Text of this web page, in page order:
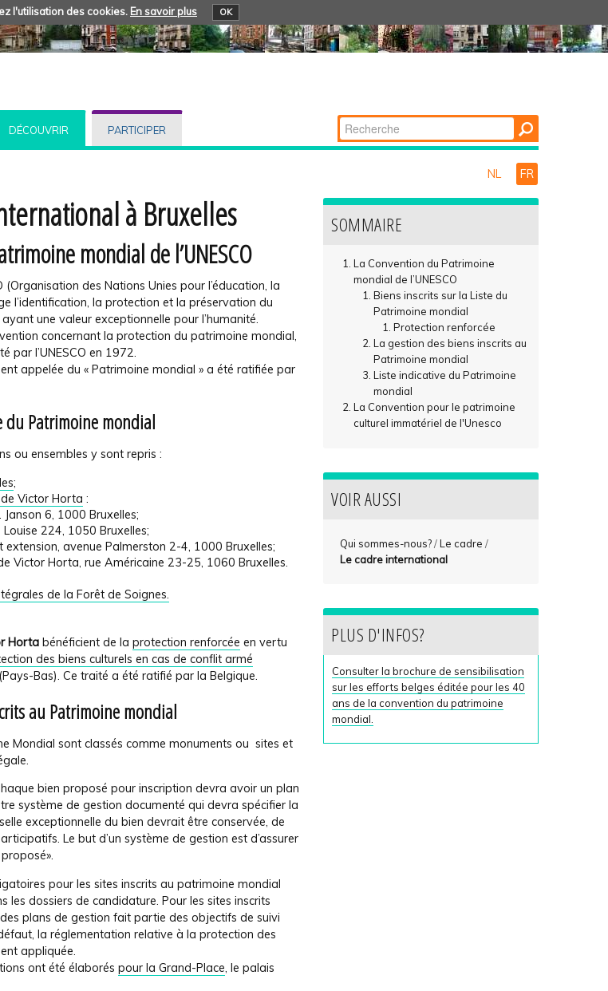
l'utilisation des cookies. En savoir plus OK
DÉCOUVRIR PARTICIPER Chercher par
Recherche
NL FR
à Bruxelles
mondial de l’UNESCO
(Organisation des Nations Unies pour l’éducation, la
l’identification, la protection et la préservation du
une valeur exceptionnelle pour l’humanité.
concernant la protection du patrimoine mondial,
par l’UNESCO en 1972.
appelée du « Patrimoine mondial » a été ratifiée par
du Patrimoine mondial
ou ensembles y sont repris :
;
Victor Horta :
Janson 6, 1000 Bruxelles;
224, 1050 Bruxelles;
extension, avenue Palmerston 2-4, 1000 Bruxelles;
Victor Horta, rue Américaine 23-25, 1060 Bruxelles.
de la Forêt de Soignes.
Horta bénéficient de la protection renforcée en vertu
des biens culturels en cas de conflit armé
Bas). Ce traité a été ratifié par la Belgique.
au Patrimoine mondial
Mondial sont classés comme monuments ou sites et
bien proposé pour inscription devra avoir un plan
système de gestion documenté qui devra spécifier la
exceptionnelle du bien devrait être conservée, de
Le but d’un système de gestion est d’assurer
pour les sites inscrits au patrimoine mondial
les dossiers de candidature. Pour les sites inscrits
plans de gestion fait partie des objectifs de suivi
la réglementation relative à la protection des
appliquée.
ont été élaborés pour la Grand-Place, le palais
SOMMAIRE
La Convention du Patrimoine
mondial de l’UNESCO
Biens inscrits sur la Liste du
Patrimoine mondial
Protection renforcée
La gestion des biens inscrits au
Patrimoine mondial
Liste indicative du Patrimoine
mondial
La Convention pour le patrimoine
culturel immatériel de l'Unesco
VOIR AUSSI
Qui sommes-nous?/Le cadre /
Le cadre international
PLUS D'INFOS?
Consulter la brochure de sensibilisation
sur les efforts belges éditée pour les 40
ans de la convention du patrimoine
mondial.